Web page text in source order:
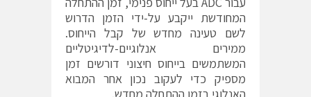
המחודשת ייקבע על-ידי הזמן הדרוש
לשם טעינה מחדש של קבל הייחוס.
ממירים אנלוגיים-לדיגיטליים
המשתמשים בייחוס חיצוני דורשים זמן
מספיק כדי לעקוב נכון אחר המבוא
האנלוגי בזמן ההתחלה מחדש.